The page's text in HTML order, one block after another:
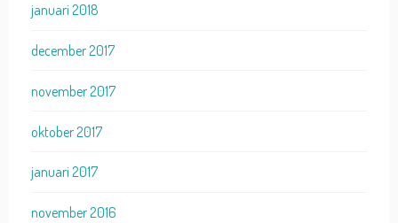
januari 2018
december 2017
november 2017
oktober 2017
januari 2017
november 2016